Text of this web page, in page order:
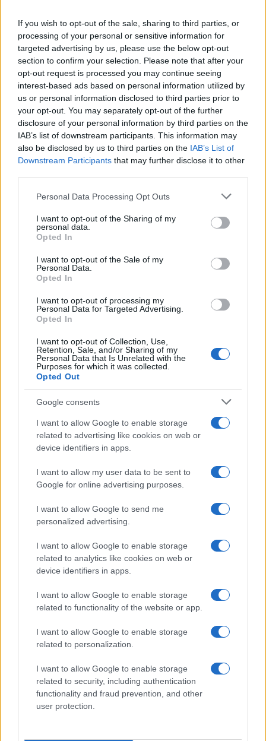
If you wish to opt-out of the sale, sharing to third parties, or
processing of your personal or sensitive information for
targeted advertising by us, please use the below opt-out
section to confirm your selection. Please note that after your
opt-out request is processed you may continue seeing
interest-based ads based on personal information utilized by
us or personal information disclosed to third parties prior to
your opt-out. You may separately opt-out of the further
disclosure of your personal information by third parties on the
IAB’s list of downstream participants. This information may
also be disclosed by us to third parties on the IAB’s List of
Downstream Participants that may further disclose it to other
Please note that this website/app uses one or more Google
not limited to your visit or usage behaviour. You may click to
grant or deny consent to Google and its third-party tags to
use your data for below specified purposes in below Google
consent section.
Personal Data Processing Opt Outs
I want to opt-out of the Sharing of my
personal data.
Opted In
I want to opt-out of the Sale of my
Personal Data.
Opted In
I want to opt-out of processing my
Personal Data for Targeted Advertising.
Opted In
I want to opt-out of Collection, Use,
Retention, Sale, and/or Sharing of my
Personal Data that Is Unrelated with the
Purposes for which it was collected.
Opted Out
Google consents
I want to allow Google to enable storage
related to advertising like cookies on web or
device identifiers in apps.
I want to allow my user data to be sent to
Google for online advertising purposes.
I want to allow Google to send me
personalized advertising.
I want to allow Google to enable storage
related to analytics like cookies on web or
device identifiers in apps.
I want to allow Google to enable storage
related to functionality of the website or app.
I want to allow Google to enable storage
related to personalization.
I want to allow Google to enable storage
related to security, including authentication
functionality and fraud prevention, and other
user protection.
ΟΣΑ ΧΡΕΙΑΖΕΣΑΙ
ΓΙΑ ΤΟ ΚΑΛΟΚΑΙΡΙ ΣΟΥ →
ΤΟ ΠΑΡΟΝ ΤΗΣ ΚΥΡΙΑΚΗΣ
ΔΗΜΟΦΙΛΗ
ΑΙΧΜΕΣ: Καλοκαίρι ανατροπών
ΑΧΜΕΣ: Δεύτερες σκέψεις στον ΑΝΤ1...
Αποχώρησε από την Cosmote TV o Μιχάλης Τσώχος